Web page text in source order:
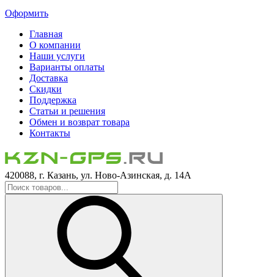
Оформить
Главная
О компании
Наши услуги
Варианты оплаты
Доставка
Скидки
Поддержка
Статьи и решения
Обмен и возврат товара
Контакты
420088, г. Казань, ул. Ново-Азинская, д. 14А